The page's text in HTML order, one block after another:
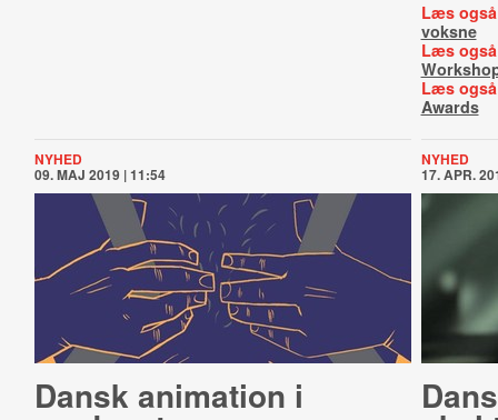
Læs
voksne
Læs
Læs
Awards
NYHED
09. MAJ 2019 | 11:54
Dansk animation i
NYHED
17. APR.